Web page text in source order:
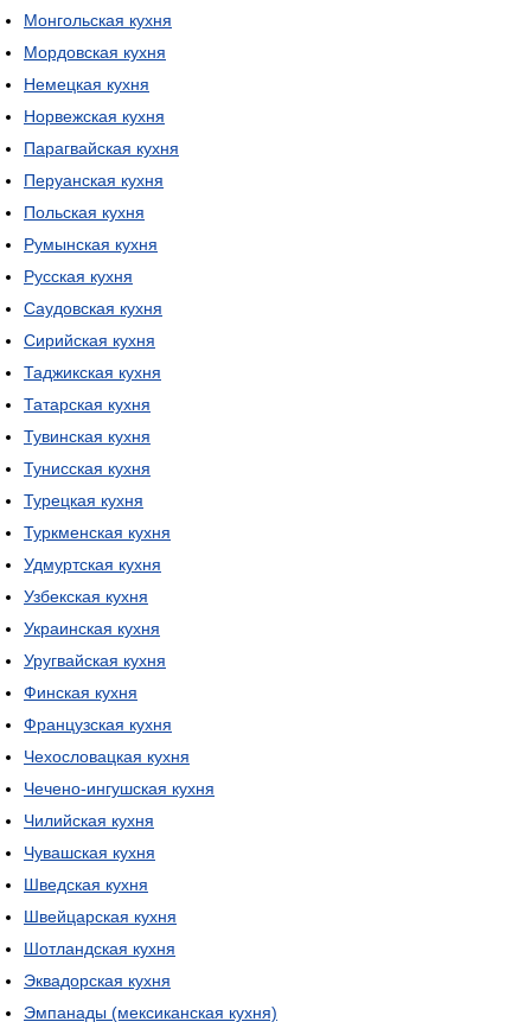
Монгольская кухня
Мордовская кухня
Немецкая кухня
Норвежская кухня
Парагвайская кухня
Перуанская кухня
Польская кухня
Румынская кухня
Русская кухня
Саудовская кухня
Сирийская кухня
Таджикская кухня
Татарская кухня
Тувинская кухня
Тунисская кухня
Турецкая кухня
Туркменская кухня
Удмуртская кухня
Узбекская кухня
Украинская кухня
Уругвайская кухня
Финская кухня
Французская кухня
Чехословацкая кухня
Чечено-ингушская кухня
Чилийская кухня
Чувашская кухня
Шведская кухня
Швейцарская кухня
Шотландская кухня
Эквадорская кухня
Эмпанады (мексиканская кухня)